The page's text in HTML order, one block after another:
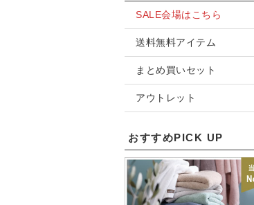
SALE会場はこちら
送料無料アイテム
まとめ買いセット
アウトレット
おすすめPICK UP